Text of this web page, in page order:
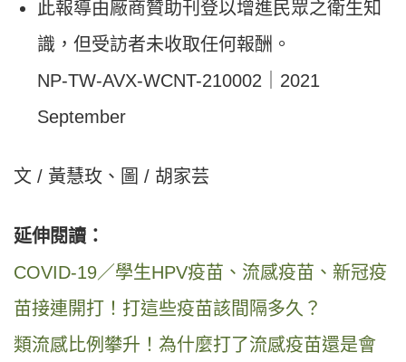
此報導由廠商贊助刊登以增進民眾之衛生知
識，但受訪者未收取任何報酬。
NP-TW-AVX-WCNT-210002｜2021
September
文 / 黃慧玫、圖 / 胡家芸
延伸閱讀：
COVID-19／學生HPV疫苗、流感疫苗、新冠疫
苗接連開打！打這些疫苗該間隔多久？
類流感比例攀升！為什麼打了流感疫苗還是會